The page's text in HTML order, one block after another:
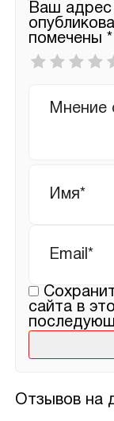
Отзывов на
Ваш адрес
помечены *
Ваша
оценка
отзыв
сайта в